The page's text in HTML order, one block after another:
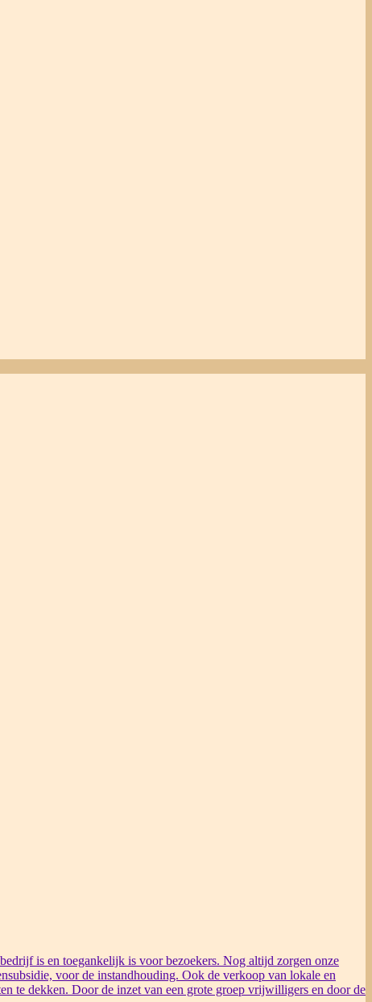
is en toegankelijk is voor bezoekers. Nog altijd zorgen onze
voor de instandhouding. Ook de verkoop van lokale en
te dekken. Door de inzet van een grote groep vrijwilligers en door de